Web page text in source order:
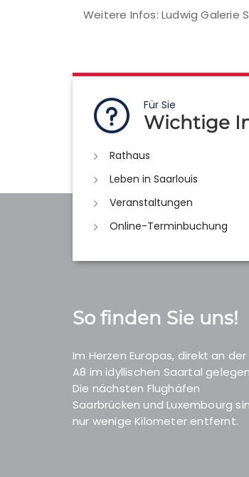
Weitere Infos: Ludwig Galerie
Für Sie
Wichtige
Rathaus
Leben in Saarlouis
Veranstaltungen
Online-Terminbuchung
So finden Sie uns!
Im Herzen Europas, direkt an der
A8 im idyllischen Saartal
Die nächsten Flughäfen
Saarbrücken und Luxembourg
nur wenige Kilometer entfernt.